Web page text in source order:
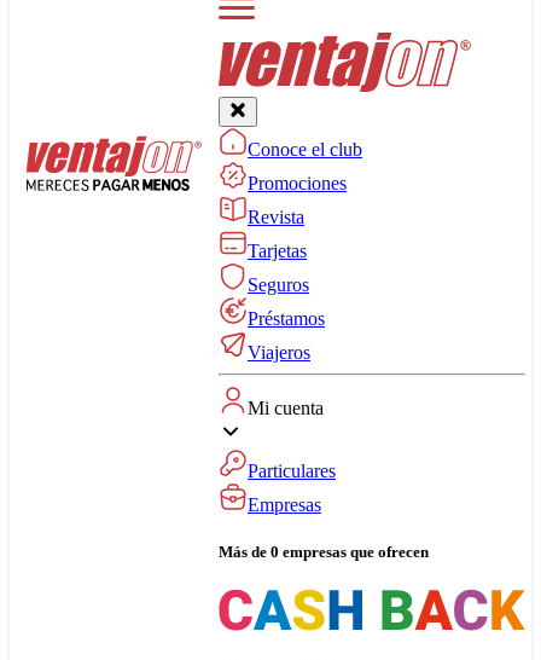
Conoce el club
Promociones
Revista
Tarjetas
Seguros
Préstamos
Viajeros
Mi cuenta
Particulares
Empresas
Más de 0 empresas que ofrecen